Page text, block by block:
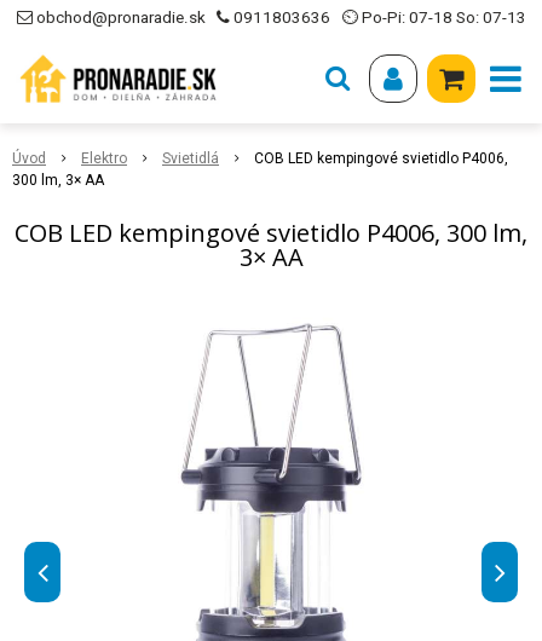
obchod@pronaradie.sk 0911803636 ⏲ Po-Pi: 07-18 So: 07-13
Úvod Elektro Svietidlá
COB LED kempingové svietidlo P4006,
300 lm, 3× AA
COB LED kempingové svietidlo P4006, 300 lm,
3× AA